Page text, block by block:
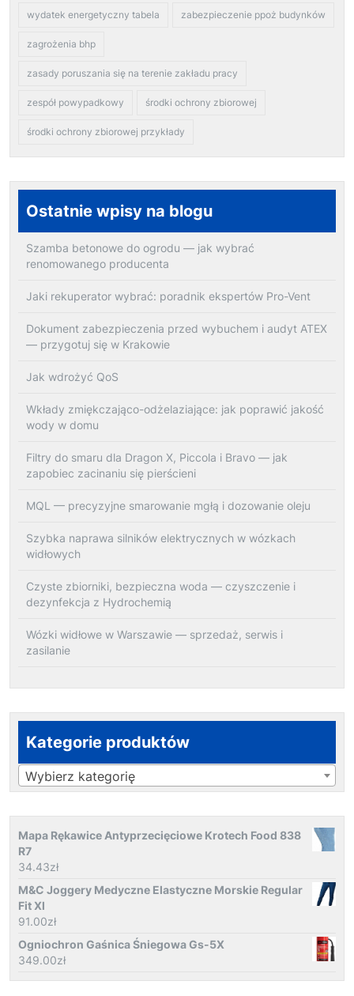
wydatek energetyczny tabela zabezpieczenie ppoż budynków
zagrożenia bhp
zasady poruszania się na terenie zakładu pracy
zespół powypadkowy środki ochrony zbiorowej
środki ochrony zbiorowej przykłady
Ostatnie wpisy na blogu
Szamba betonowe do ogrodu — jak wybrać
renomowanego producenta
Jaki rekuperator wybrać: poradnik ekspertów Pro-Vent
Dokument zabezpieczenia przed wybuchem i audyt ATEX
— przygotuj się w Krakowie
Jak wdrożyć QoS
Wkłady zmiękczająco-odżelaziające: jak poprawić jakość
wody w domu
Filtry do smaru dla Dragon X, Piccola i Bravo — jak
zapobiec zacinaniu się pierścieni
MQL — precyzyjne smarowanie mgłą i dozowanie oleju
Szybka naprawa silników elektrycznych w wózkach
widłowych
Czyste zbiorniki, bezpieczna woda — czyszczenie i
dezynfekcja z Hydrochemią
Wózki widłowe w Warszawie — sprzedaż, serwis i
zasilanie
Kategorie produktów
Wybierz kategorię
Mapa Rękawice Antyprzecięciowe Krotech Food 838
R7
34.43zł
M&C Joggery Medyczne Elastyczne Morskie Regular
Fit Xl
91.00zł
Ogniochron Gaśnica Śniegowa Gs-5X
349.00zł